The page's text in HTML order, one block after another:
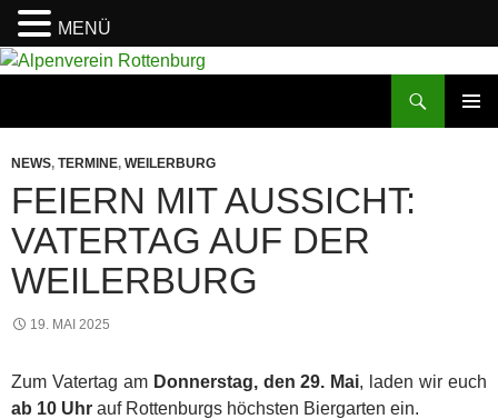
Zum
NEWS, TERMINE, WEILERBURG
FEIERN MIT AUSSICHT:
VATERTAG AUF DER
WEILERBURG
19. MAI 2025
Zum Vatertag am Donnerstag, den 29. Mai, laden wir euch
ab 10 Uhr auf Rottenburgs höchsten Biergarten ein.
MENÜ